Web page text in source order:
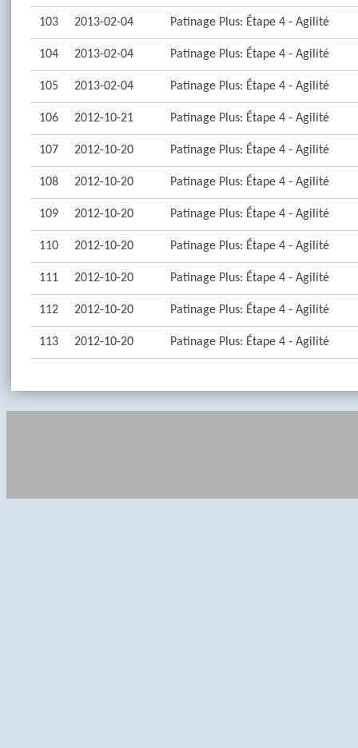
103 2013-02-04 Patinage Plus: Étape 4 - Agilité
104 2013-02-04 Patinage Plus: Étape 4 - Agilité
105 2013-02-04 Patinage Plus: Étape 4 - Agilité
106 2012-10-21 Patinage Plus: Étape 4 - Agilité
107 2012-10-20 Patinage Plus: Étape 4 - Agilité
108 2012-10-20 Patinage Plus: Étape 4 - Agilité
109 2012-10-20 Patinage Plus: Étape 4 - Agilité
110 2012-10-20 Patinage Plus: Étape 4 - Agilité
111 2012-10-20 Patinage Plus: Étape 4 - Agilité
112 2012-10-20 Patinage Plus: Étape 4 - Agilité
113 2012-10-20 Patinage Plus: Étape 4 - Agilité